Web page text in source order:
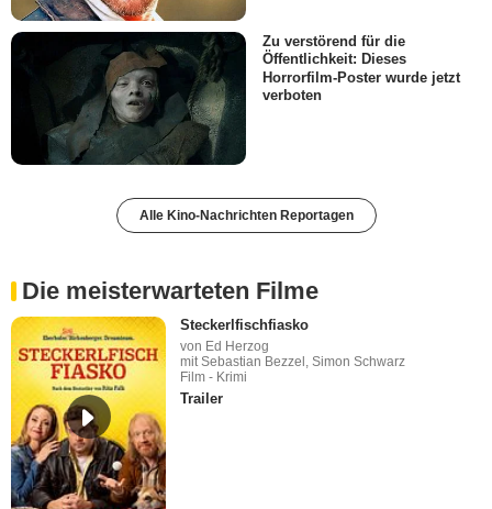
Zu verstörend für die
Öffentlichkeit: Dieses
Horrorfilm-Poster wurde jetzt
verboten
Alle Kino-Nachrichten Reportagen
Die meisterwarteten Filme
Steckerlfischfiasko
von Ed Herzog
mit Sebastian Bezzel, Simon Schwarz
Film - Krimi
Trailer